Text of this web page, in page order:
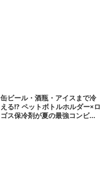
缶ビール・酒瓶・アイスまで冷
える!? ペットボトルホルダー×ロ
ゴス保冷剤が夏の最強コンビだ